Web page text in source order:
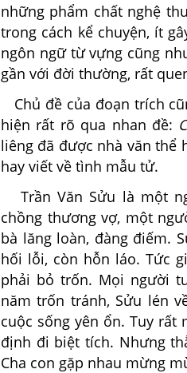
những phẩm chất nghệ
trong cách kể chuyện, ít
ngôn ngữ từ vựng cũng
gần với đời thường, rất
Chủ đề của đoạn trích
hiện rất rõ qua nhan đề:
liêng đã được nhà văn thể
hay viết về tình mẫu tử.
Trần Văn Sửu là một
chồng thương vợ, một
bà lăng loàn, đàng điếm.
hối lỗi, còn hỗn láo. Tức
phải bỏ trốn. Mọi người
năm trốn tránh, Sửu lén
cuộc sống yên ổn. Tuy rất
định đi biệt tích. Nhưng
Cha con gặp nhau mừng